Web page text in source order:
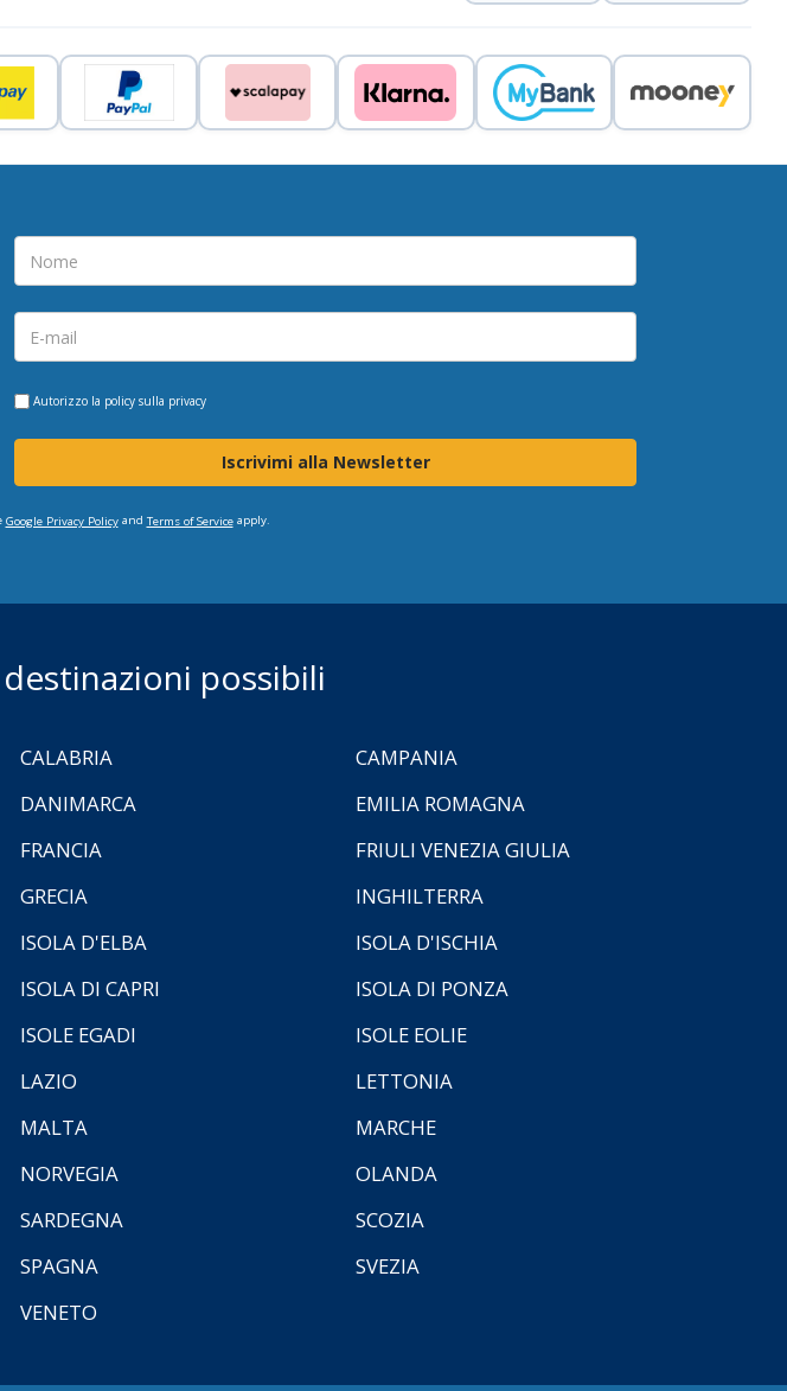
Autorizzo la policy sulla privacy
Iscrivimi alla Newsletter
Google Privacy Policyand Terms of Serviceapply.
possibili
CALABRIA
CAMPANIA
DANIMARCA
EMILIA ROMAGNA
FRANCIA
FRIULI VENEZIA GIULIA
GRECIA
INGHILTERRA
ISOLA D'ELBA
ISOLA D'ISCHIA
ISOLA DI CAPRI
ISOLA DI PONZA
ISOLE EGADI
ISOLE EOLIE
LAZIO
LETTONIA
MALTA
MARCHE
NORVEGIA
OLANDA
SARDEGNA
SCOZIA
SPAGNA
SVEZIA
VENETO